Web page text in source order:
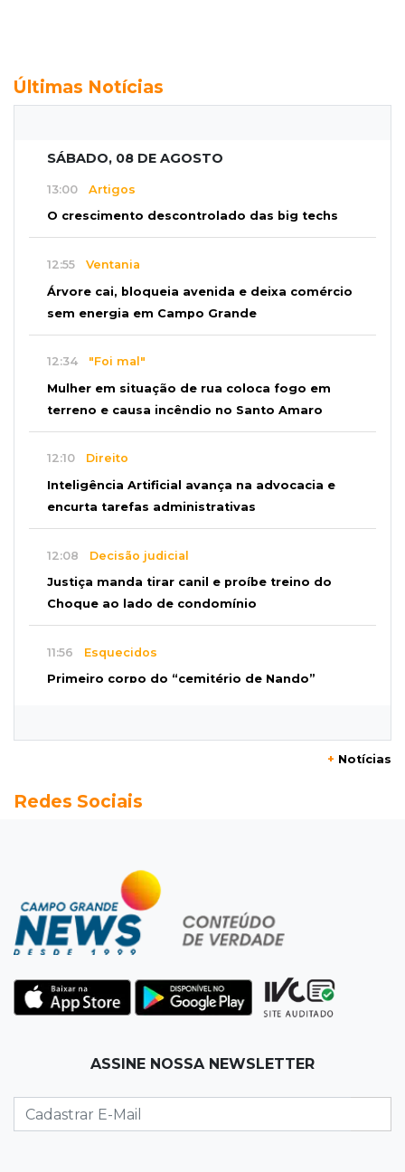
Últimas Notícias
SÁBADO, 08 DE AGOSTO
13:00 Artigos
O crescimento descontrolado das big techs
12:55 Ventania
Árvore cai, bloqueia avenida e deixa comércio
sem energia em Campo Grande
12:34 "Foi mal"
Mulher em situação de rua coloca fogo em
terreno e causa incêndio no Santo Amaro
12:10 Direito
Inteligência Artificial avança na advocacia e
encurta tarefas administrativas
12:08 Decisão judicial
Justiça manda tirar canil e proíbe treino do
Choque ao lado de condomínio
11:56 Esquecidos
Primeiro corpo do “cemitério de Nando”
que prefeito agride mulheres
Mãe narra emboscada e diz ter sido amarrada
antes de bebê desaparecer
11:28 Audiência de custódia
em acidente que matou eletricista
Preso há quase 1 semana, ex-deputado Neno
+ Notícias
Redes Sociais
ASSINE NOSSA NEWSLETTER